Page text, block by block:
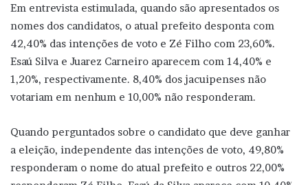
Em entrevista estimulada, quando são apresentados os
nomes dos candidatos, o atual prefeito desponta com
42,40% das intenções de voto e Zé Filho com 23,60%.
Esaú Silva e Juarez Carneiro aparecem com 14,40% e
1,20%, respectivamente. 8,40% dos jacuipenses não
votariam em nenhum e 10,00% não responderam.
Quando perguntados sobre o candidato que deve ganhar
a eleição, independente das intenções de voto, 49,80%
responderam o nome do atual prefeito e outros 22,00%